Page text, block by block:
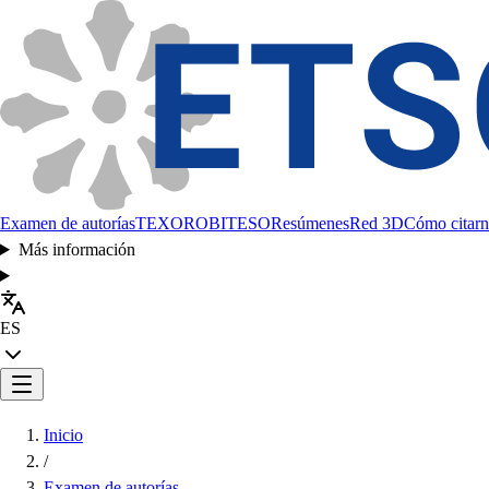
Examen de autoríasTEXOROBITESOResúmenesRed 3DCómo
Más información
ES
Inicio
/